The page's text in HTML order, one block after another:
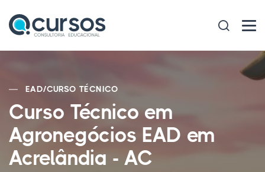
EAD/CURSO TÉCNICO
Curso Técnico em
Agronegócios EAD em
Acrelândia - AC